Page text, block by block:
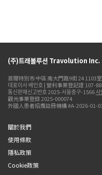
(주)트래볼루션 Travolution Inc.
首爾特別市 中區 南大門路9街 24 1103室
대표이사 배인호 | 營利事業登記證 107-
통신판매신고번호 2025-서울중구-1566사
觀光事業登錄 2025-000074
外國人患者招攬註冊機構 #A-2026-01-
關於我們
使用條款
隱私政策
Cookie政策